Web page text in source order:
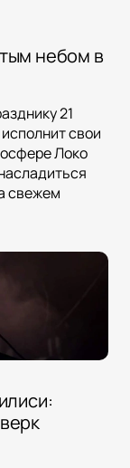
небом в
21
свои
Локо
свежем